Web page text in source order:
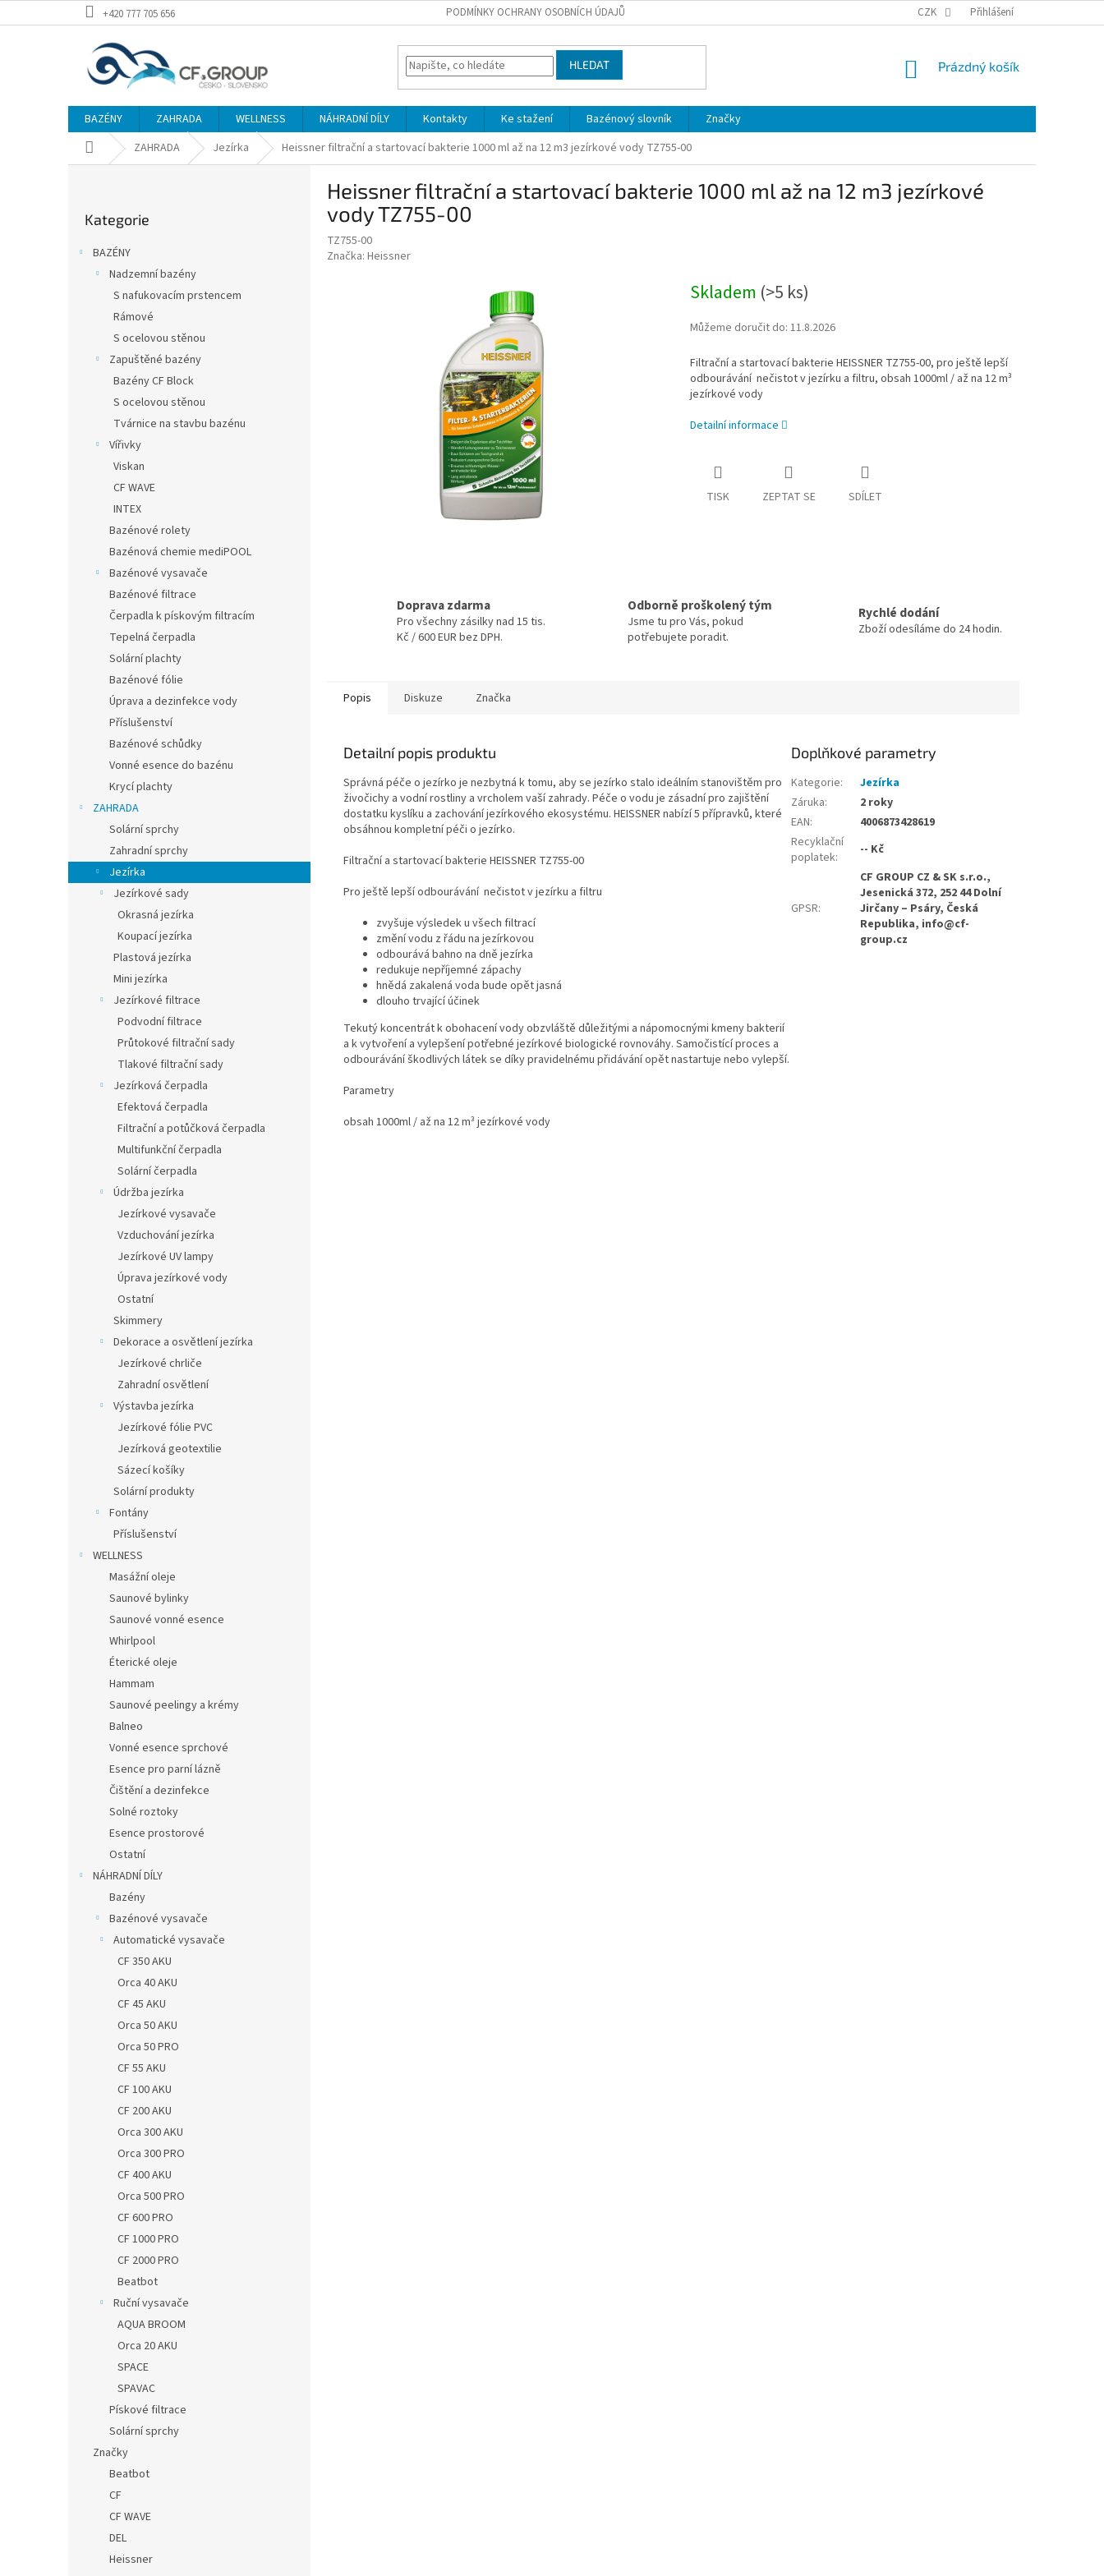
na
+420 777 705 656 PODMÍNKY OCHRANY OSOBNÍCH ÚDAJŮ CZK Přihlášení
HLEDAT
NÁKUPNÍ
Prázdný košík
BAZÉNY ZAHRADA WELLNESS NÁHRADNÍ DÍLY Kontakty Ke stažení Bazénový slovník
Značky
Domů ZAHRADA Jezírka Heissner filtrační a startovací bakterie 1000 ml až na 12 m3 jezírkové vody TZ755-00
kategorie
Kategorie
BAZÉNY
Nadzemní bazény
S nafukovacím prstencem
Rámové
S ocelovou stěnou
Zapuštěné bazény
Bazény CF Block
S ocelovou stěnou
Tvárnice na stavbu bazénu
Vířivky
Viskan
CF WAVE
INTEX
Bazénové rolety
Bazénová chemie mediPOOL
Bazénové vysavače
Bazénové filtrace
Čerpadla k pískovým filtracím
Tepelná čerpadla
Solární plachty
Bazénové fólie
Úprava a dezinfekce vody
Příslušenství
Bazénové schůdky
Vonné esence do bazénu
Krycí plachty
ZAHRADA
Solární sprchy
Zahradní sprchy
Jezírka
Jezírkové sady
Okrasná jezírka
Koupací jezírka
Plastová jezírka
Mini jezírka
Jezírkové filtrace
Podvodní filtrace
Průtokové filtrační sady
Tlakové filtrační sady
Jezírková čerpadla
Efektová čerpadla
Filtrační a potůčková čerpadla
Multifunkční čerpadla
Solární čerpadla
Údržba jezírka
Jezírkové vysavače
Vzduchování jezírka
Jezírkové UV lampy
Úprava jezírkové vody
Ostatní
Skimmery
Dekorace a osvětlení jezírka
Jezírkové chrliče
Zahradní osvětlení
Výstavba jezírka
Jezírkové fólie PVC
Jezírková geotextilie
Sázecí košíky
Solární produkty
Fontány
Příslušenství
WELLNESS
Masážní oleje
Saunové bylinky
Saunové vonné esence
Whirlpool
Éterické oleje
Hammam
Saunové peelingy a krémy
Balneo
Vonné esence sprchové
Esence pro parní lázně
Čištění a dezinfekce
Solné roztoky
Esence prostorové
Ostatní
NÁHRADNÍ DÍLY
Bazény
Bazénové vysavače
Automatické vysavače
CF 350 AKU
Orca 40 AKU
CF 45 AKU
Orca 50 AKU
Orca 50 PRO
CF 55 AKU
CF 100 AKU
CF 200 AKU
Orca 300 AKU
Orca 300 PRO
CF 400 AKU
Orca 500 PRO
CF 600 PRO
CF 1000 PRO
CF 2000 PRO
Beatbot
Ruční vysavače
AQUA BROOM
Orca 20 AKU
SPACE
SPAVAC
Pískové filtrace
Solární sprchy
Značky
Beatbot
CF
CF WAVE
DEL
Heissner
Heissner filtrační a startovací bakterie 1000 ml až na 12 m3 jezírkové
vody TZ755-00
TZ755-00
Značka: Heissner
Skladem (>5 ks)
Můžeme doručit do: 11.8.2026
Filtrační a startovací bakterie HEISSNER TZ755-00, pro ještě lepší
odbourávání nečistot v jezírku a filtru, obsah 1000ml / až na 12 m³
jezírkové vody
Detailní informace
TISK ZEPTAT SE SDÍLET
Doprava zdarma
Pro všechny zásilky nad 15 tis.
Kč / 600 EUR bez DPH.
Odborně proškolený tým
Jsme tu pro Vás, pokud
potřebujete poradit.
Rychlé dodání
Zboží odesíláme do 24 hodin.
Popis Diskuze Značka
Detailní popis produktu
Správná péče o jezírko je nezbytná k tomu, aby se jezírko stalo ideálním stanovištěm pro
živočichy a vodní rostliny a vrcholem vaší zahrady. Péče o vodu je zásadní pro zajištění
dostatku kyslíku a zachování jezírkového ekosystému. HEISSNER nabízí 5 přípravků, které
obsáhnou kompletní péči o jezírko.
Filtrační a startovací bakterie HEISSNER TZ755-00
Pro ještě lepší odbourávání nečistot v jezírku a filtru
zvyšuje výsledek u všech filtrací
změní vodu z řádu na jezírkovou
odbourává bahno na dně jezírka
redukuje nepříjemné zápachy
hnědá zakalená voda bude opět jasná
dlouho trvající účinek
Tekutý koncentrát k obohacení vody obzvláště důležitými a nápomocnými kmeny bakterií
a k vytvoření a vylepšení potřebné jezírkové biologické rovnováhy. Samočistící proces a
odbourávání škodlivých látek se díky pravidelnému přidávání opět nastartuje nebo vylepší.
Parametry
obsah 1000ml / až na 12 m³ jezírkové vody
Doplňkové parametry
Kategorie:
Jezírka
Záruka:
2 roky
EAN:
4006873428619
Recyklační
poplatek: -- Kč
GPSR:
CF GROUP CZ & SK s.r.o.,
Jesenická 372, 252 44 Dolní
Jirčany – Psáry, Česká
Republika, info@cf-
group.cz